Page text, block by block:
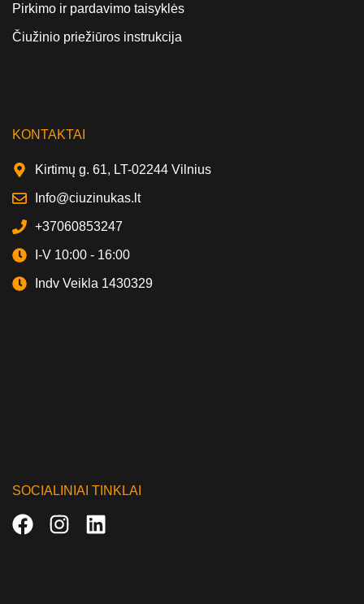
Pirkimo ir pardavimo taisyklės
Čiužinio priežiūros instrukcija
KONTAKTAI
Kirtimų g. 61, LT-02244 Vilnius
Info@ciuzinukas.lt
+37060853247
I-V 10:00 - 16:00
Indv Veikla 1430329
SOCIALINIAI TINKLAI